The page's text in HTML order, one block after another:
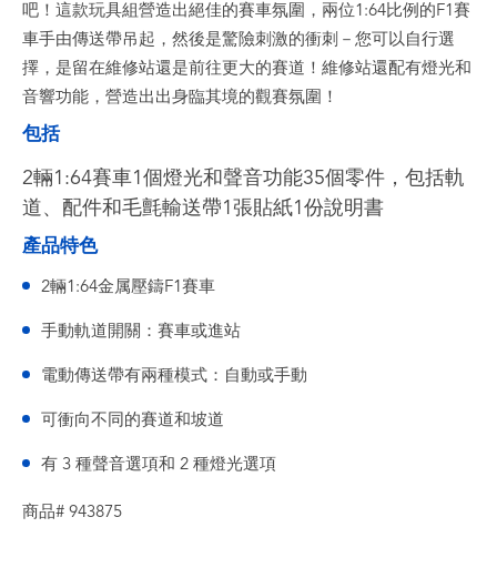
吧！這款玩具組營造出絕佳的賽車氛圍，兩位1:64比例的F1賽
車手由傳送帶吊起，然後是驚險刺激的衝刺－您可以自行選
擇，是留在維修站還是前往更大的賽道！維修站還配有燈光和
音響功能，營造出出身臨其境的觀賽氛圍！
包括
2輛1:64賽車1個燈光和聲音功能35個零件，包括軌
道、配件和毛氈輸送帶1張貼紙1份說明書
產品特色
2輛1:64金属壓鑄F1賽車
手動軌道開關：賽車或進站
電動傳送帶有兩種模式：自動或手動
可衝向不同的賽道和坡道
有 3 種聲音選項和 2 種燈光選項
商品# 943875